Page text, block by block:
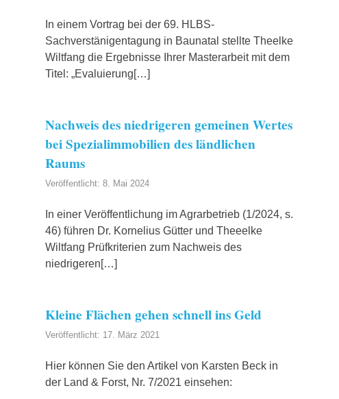
In einem Vortrag bei der 69. HLBS-
Sachverstänigentagung in Baunatal stellte Theelke
Wiltfang die Ergebnisse Ihrer Masterarbeit mit dem
Titel: „Evaluierung[…]
Nachweis des niedrigeren gemeinen Wertes
bei Spezialimmobilien des ländlichen
Raums
Veröffentlicht: 8. Mai 2024
In einer Veröffentlichung im Agrarbetrieb (1/2024, s.
46) führen Dr. Kornelius Gütter und Theeelke
Wiltfang Prüfkriterien zum Nachweis des
niedrigeren[…]
Kleine Flächen gehen schnell ins Geld
Veröffentlicht: 17. März 2021
Hier können Sie den Artikel von Karsten Beck in
der Land & Forst, Nr. 7/2021 einsehen: